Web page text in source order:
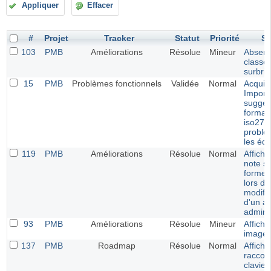
Appliquer Effacer
# Projet Tracker Statut Priorité
103
PMB Améliorations Résolue Mineur
classe
15
PMB Problèmes fonctionnels Validée Normal
Import
format
les
119
PMB Améliorations Résolue Normal
note
forme
lors
d'un
93
PMB Améliorations Résolue Mineur
137
PMB Roadmap Résolue Normal
clavier